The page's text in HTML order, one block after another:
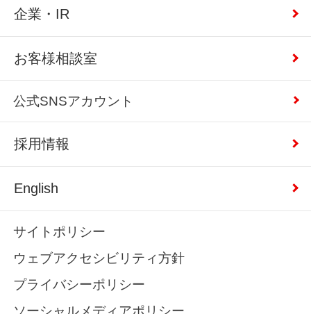
企業・IR
お客様相談室
公式SNSアカウント
採用情報
English
サイトポリシー
ウェブアクセシビリティ方針
プライバシーポリシー